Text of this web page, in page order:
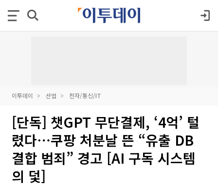
이투데이 산업 전자/통신/IT
[단독] 챗GPT 무단결제, ‘4억’ 털
렸다⋯쿠팡 처분날 뜬 “유출 DB
결합 범죄” 경고 [AI 구독 시스템
의 덫]